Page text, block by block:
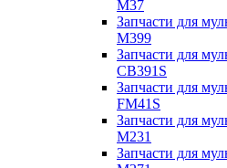
M37
Запчасти для
M399
Запчасти для
CB391S
Запчасти для
FM41S
Запчасти для
M231
Запчасти для